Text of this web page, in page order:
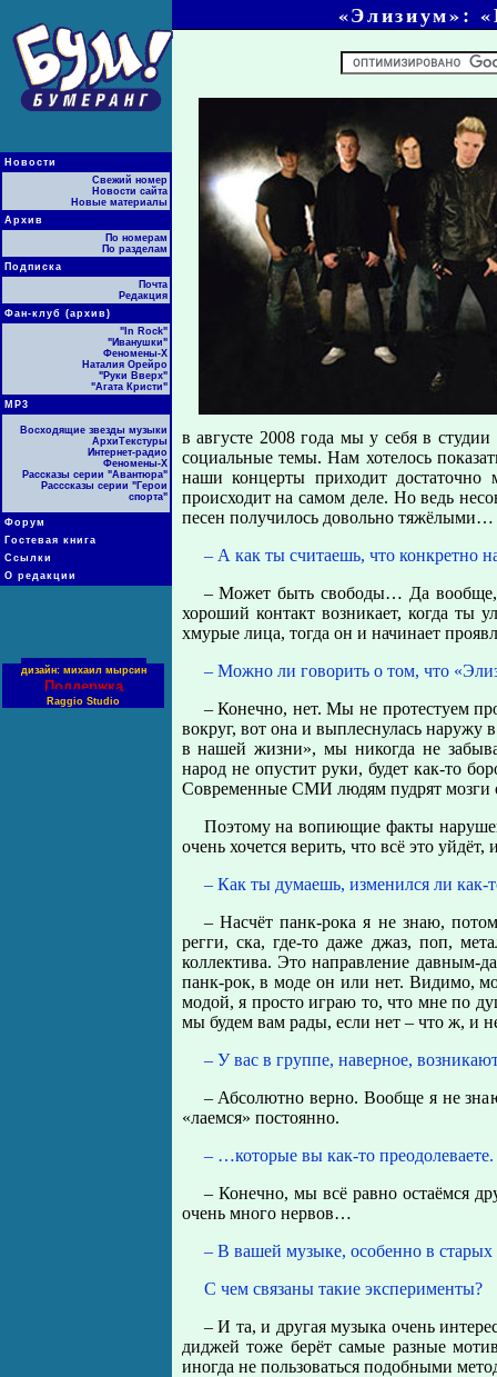
Новости
Свежий номер
Новости сайта
Новые материалы
Архив
По номерам
По разделам
Подписка
Почта
Редакция
Фан-клуб (архив)
"In Rock"
"Иванушки"
Феномены-Х
Наталия Орейро
"Руки Вверх"
"Агата Кристи"
МР3
Восходящие звезды музыки
АрхиТекстуры
Интернет-радио
Феномены-Х
Рассказы серии "Авантюра"
Расссказы серии "Герои
спорта"
Форум
Гостевая книга
Ссылки
О редакции
дизайн: михаил мырсин
Поддержка
Raggio Studio
«Элизиум»:
в августе 2008 года мы у себя в
социальные темы. Нам хотелось
наши концерты приходит достаточно
происходит на самом деле. Но ведь
песен получилось довольно
– А как ты считаешь, что конкретно
– Может быть свободы… Да вообще,
хороший контакт возникает, когда ты
хмурые лица, тогда он и начинает
– Можно ли говорить о том, что
– Конечно, нет. Мы не протестуем
вокруг, вот она и выплеснулась наружу
в нашей жизни», мы никогда не
народ не опустит руки, будет как-то
Современные СМИ людям пудрят мозги
Поэтому на вопиющие факты
очень хочется верить, что всё это
– Как ты думаешь, изменился ли как-
– Насчёт панк-рока я не знаю,
регги, ска, где-то даже джаз, поп,
коллектива. Это направление давным-
панк-рок, в моде он или нет. Видимо,
модой, я просто играю то, что мне по
мы будем вам рады, если нет – что ж, и
– У вас в группе, наверное,
– Абсолютно верно. Вообще я не
«лаемся» постоянно.
– …которые вы как-то
– Конечно, мы всё равно остаёмся
очень много нервов…
– В вашей музыке, особенно в
С чем связаны такие эксперименты?
– И та, и другая музыка очень
диджей тоже берёт самые разные
иногда не пользоваться подобными